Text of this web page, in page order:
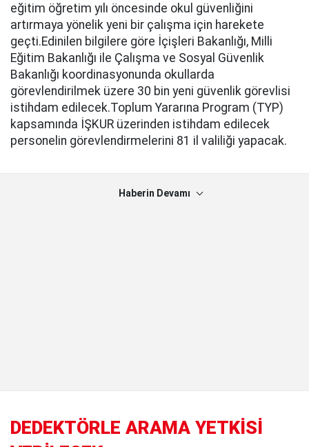
eğitim öğretim yılı öncesinde okul güvenliğini
artırmaya yönelik yeni bir çalışma için harekete
geçti.Edinilen bilgilere göre İçişleri Bakanlığı, Milli
Eğitim Bakanlığı ile Çalışma ve Sosyal Güvenlik
Bakanlığı koordinasyonunda okullarda
görevlendirilmek üzere 30 bin yeni güvenlik görevlisi
istihdam edilecek.Toplum Yararına Program (TYP)
kapsamında İŞKUR üzerinden istihdam edilecek
personelin görevlendirmelerini 81 il valiliği yapacak.
Haberin Devamı
DEDEKTÖRLE ARAMA YETKİSİ